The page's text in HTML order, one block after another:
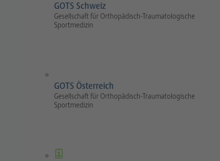
GOTS Schweiz
Gesellschaft für Orthopädisch-Traumatologische
Sportmedizin
GOTS Österreich
Gesellschaft für Orthopädisch-Traumatologische
Sportmedizin